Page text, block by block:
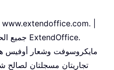
جميع الحقوق محفوظة. مدعوم بواسطة ExtendOffice.
مايكروسوفت وشعار أوفيس
تجاريتان مسجلتان لصالح